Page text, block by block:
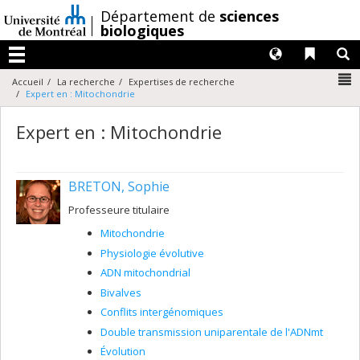
au
contenu
/Département de sciences
biologiques
Menu
Liens
Langues
Accueil La recherche
Expertises de recherche
Expert en : Mitochondrie
Expert en : Mitochondrie
BRETON, Sophie
Professeure titulaire
Mitochondrie
Physiologie évolutive
ADN mitochondrial
Bivalves
Conflits intergénomiques
Double transmission uniparentale de l'ADNmt
Évolution